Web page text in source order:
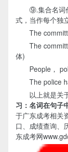
⑨.集合名词作
式，当作每个独
The
The
体)
People，
The police
以上就是关
习：名词在句子
于广东成考相关
口、成绩查询、
东成考网